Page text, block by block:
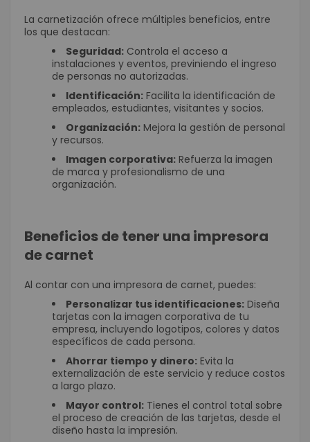
La carnetización ofrece múltiples beneficios, entre
los que destacan:
Seguridad: Controla el acceso a
instalaciones y eventos, previniendo el ingreso
de personas no autorizadas.
Identificación: Facilita la identificación de
empleados, estudiantes, visitantes y socios.
Organización: Mejora la gestión de personal
y recursos.
Imagen corporativa: Refuerza la imagen
de marca y profesionalismo de una
organización.
Beneficios de tener una impresora
de carnet
Al contar con una impresora de carnet, puedes:
Personalizar tus identificaciones: Diseña
tarjetas con la imagen corporativa de tu
empresa, incluyendo logotipos, colores y datos
específicos de cada persona.
Ahorrar tiempo y dinero: Evita la
externalización de este servicio y reduce costos
a largo plazo.
Mayor control: Tienes el control total sobre
el proceso de creación de las tarjetas, desde el
diseño hasta la impresión.